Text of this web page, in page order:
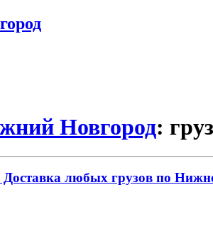
Новгород:
любых грузов по